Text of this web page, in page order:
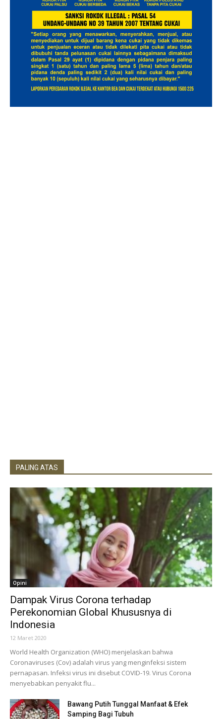
PALING ATAS
Opini
Dampak Virus Corona terhadap
Perekonomian Global Khususnya di
Indonesia
12 Maret 2020
World Health Organization (WHO) menjelaskan bahwa
Coronaviruses (Cov) adalah virus yang menginfeksi sistem
pernapasan. Infeksi virus ini disebut COVID-19. Virus Corona
menyebabkan penyakit flu...
Bawang Putih Tunggal Manfaat & Efek
Samping Bagi Tubuh